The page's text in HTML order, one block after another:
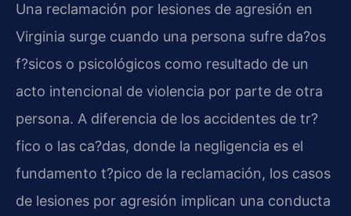
Una reclamación por lesiones de agresión en
Virginia surge cuando una persona sufre da?os
f?sicos o psicológicos como resultado de un
acto intencional de violencia por parte de otra
persona. A diferencia de los accidentes de tr?
fico o las ca?das, donde la negligencia es el
fundamento t?pico de la reclamación, los casos
de lesiones por agresión implican una conducta